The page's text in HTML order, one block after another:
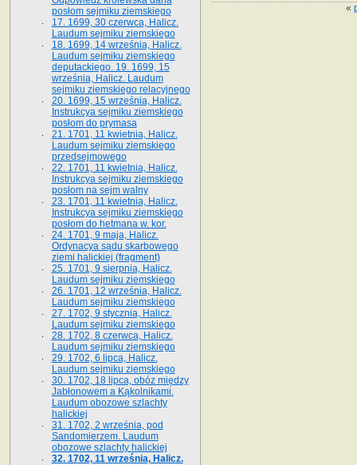
«
posłom sejmiku ziemskiego
17. 1699, 30 czerwca, Halicz.
Laudum sejmiku ziemskiego
18. 1699, 14 września, Halicz.
Laudum sejmiku ziemskiego
deputackiego. 19. 1699, 15
września, Halicz. Laudum
sejmiku ziemskiego relacyjnego
20. 1699, 15 września, Halicz.
Instrukcya sejmiku ziemskiego
posłom do prymasa
21. 1701, 11 kwietnia, Halicz.
Laudum sejmiku ziemskiego
przedsejmowego
22. 1701, 11 kwietnia, Halicz.
Instrukcya sejmiku ziemskiego
posłom na sejm walny
23. 1701, 11 kwietnia, Halicz.
Instrukcya sejmiku ziemskiego
posłom do hetmana w. kor.
24. 1701, 9 maja, Halicz.
Ordynacya sądu skarbowego
ziemi halickiej (fragment)
25. 1701, 9 sierpnia, Halicz.
Laudum sejmiku ziemskiego
26. 1701, 12 września, Halicz.
Laudum sejmiku ziemskiego
27. 1702, 9 stycznia, Halicz.
Laudum sejmiku ziemskiego
28. 1702, 8 czerwca, Halicz.
Laudum sejmiku ziemskiego
29. 1702, 6 lipca, Halicz.
Laudum sejmiku ziemskiego
30. 1702, 18 lipca, obóz między
Jabłonowem a Kąkolnikami.
Laudum obozowe szlachty
halickiej
31. 1702, 2 września, pod
Sandomierzem. Laudum
obozowe szlachty halickiej
32. 1702, 11 września, Halicz.